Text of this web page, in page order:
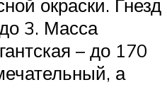
окраски. Гнезд
3. Масса
– до 170
а